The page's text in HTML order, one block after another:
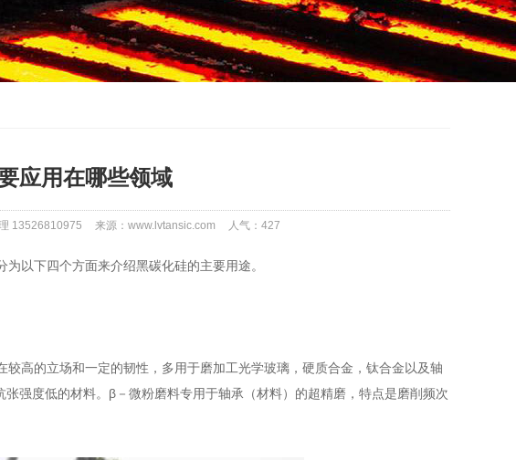
应用在哪些领域
13526810975 来源：www.lvtansic.com 人气： 427
以下四个方面来介绍黑碳化硅的主要用途。
高的立场和一定的韧性，多用于磨加工光学玻璃，硬质合金，钛合金以及轴
强度低的材料。β－微粉磨料专用于轴承（材料）的超精磨，特点是磨削频次